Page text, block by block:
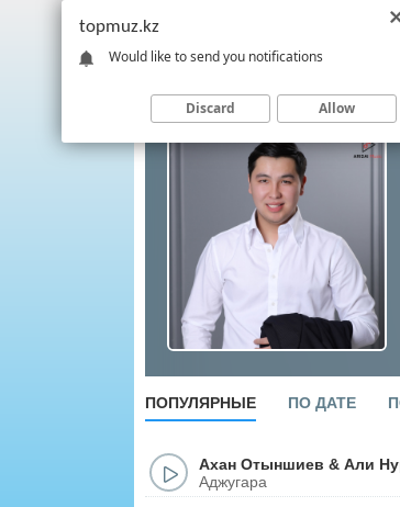
ПОПУЛЯРНЫЕ ПО ДАТЕ
Ахан Отыншиев & Али
Аджугара
topmuz.kz
Would like to send you notifications
Discard Allow